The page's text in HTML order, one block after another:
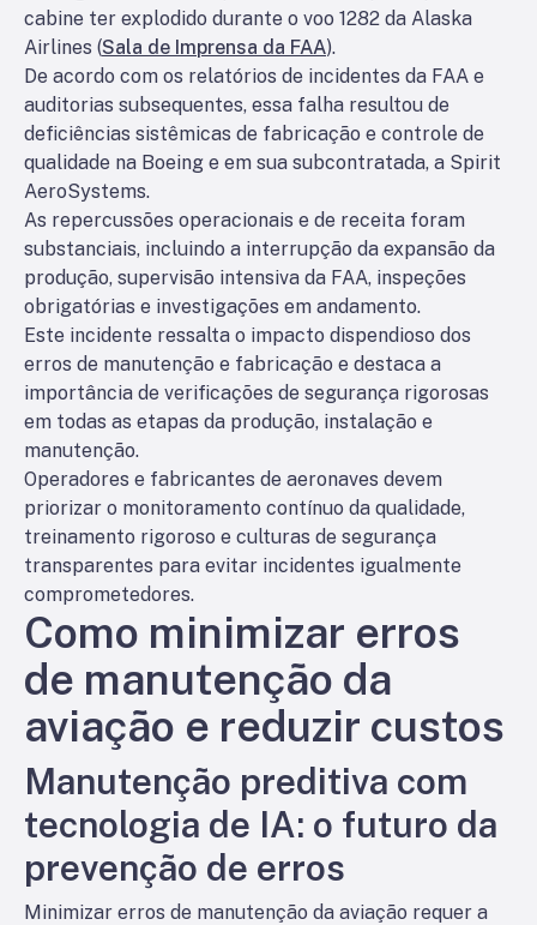
cabine ter explodido durante o voo 1282 da Alaska
Airlines (Sala de Imprensa da FAA).
De acordo com os relatórios de incidentes da FAA e
auditorias subsequentes, essa falha resultou de
deficiências sistêmicas de fabricação e controle de
qualidade na Boeing e em sua subcontratada, a Spirit
AeroSystems.
As repercussões operacionais e de receita foram
substanciais, incluindo a interrupção da expansão da
produção, supervisão intensiva da FAA, inspeções
obrigatórias e investigações em andamento.
Este incidente ressalta o impacto dispendioso dos
erros de manutenção e fabricação e destaca a
importância de verificações de segurança rigorosas
em todas as etapas da produção, instalação e
manutenção.
Operadores e fabricantes de aeronaves devem
priorizar o monitoramento contínuo da qualidade,
treinamento rigoroso e culturas de segurança
transparentes para evitar incidentes igualmente
comprometedores.
Como minimizar erros
de manutenção da
aviação e reduzir custos
Manutenção preditiva com
tecnologia de IA: o futuro da
prevenção de erros
Minimizar erros de manutenção da aviação requer a